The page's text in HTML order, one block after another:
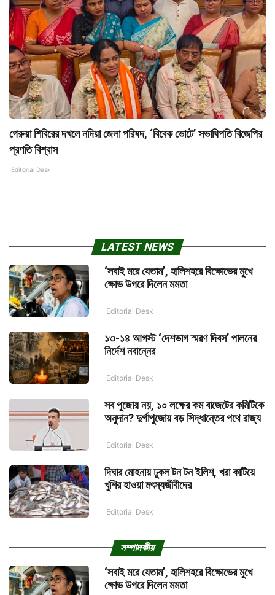
গেরুয়া শিবিরের দখলে নদিয়া জেলা পরিষদ, ‘বিবেক ভোটে’ সভাধিপতি বিজেপির
প্রণতি বিশ্বাস
Editorial Desk
LATEST NEWS
‘সবাই মরে যেতাম’, হালিশহরে বিক্ষোভের মুখে
ক্ষোভ উগরে দিলেন মমতা
Editorial Desk
১৩-১৪ আগস্ট ‘দেশভাগ স্মরণ দিবস’ পালনের
নির্দেশ নবান্নের
Editorial Desk
সব পুজোয় নয়, ১০ লক্ষের কম বাজেটের কমিটিকে
অনুদান? দুর্গাপুজোয় বড় সিদ্ধান্তের পথে রাজ্য
Editorial Desk
দিঘার মোহনায় ঢুকল টন টন ইলিশ, খরা কাটিয়ে
খুশির হাওয়া মৎস্যজীবীদের
Editorial Desk
সম্পাদকীয়
‘সবাই মরে যেতাম’, হালিশহরে বিক্ষোভের মুখে
ক্ষোভ উগরে দিলেন মমতা